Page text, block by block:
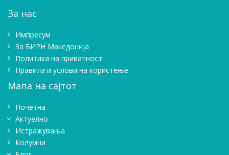
За нас
Импресум
Зa БИРН Македонија
Политика на приватност
Правила и услови на користење
Мапа на сајтот
Почетна
Актуелно
Истражувањa
Колумни